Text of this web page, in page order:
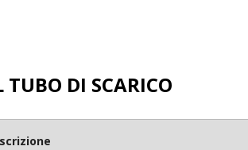
DI SCARICO